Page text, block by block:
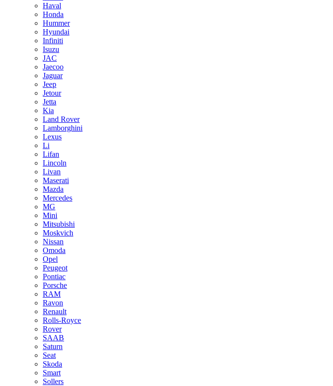
Haval
Honda
Hummer
Hyundai
Infiniti
Isuzu
JAC
Jaecoo
Jaguar
Jeep
Jetour
Jetta
Kia
Land Rover
Lamborghini
Lexus
Li
Lifan
Lincoln
Livan
Maserati
Mazda
Mercedes
MG
Mini
Mitsubishi
Moskvich
Nissan
Omoda
Opel
Peugeot
Pontiac
Porsche
RAM
Ravon
Renault
Rolls-Royce
Rover
SAAB
Saturn
Seat
Skoda
Smart
Sollers